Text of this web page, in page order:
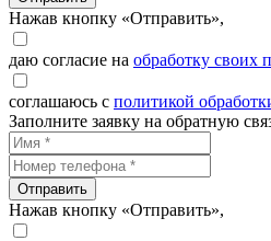
Нажав кнопку «Отправить»,
даю согласие на обработку своих
соглашаюсь с политикой
Заполните заявку на обратную
Отправить
Нажав кнопку «Отправить»,